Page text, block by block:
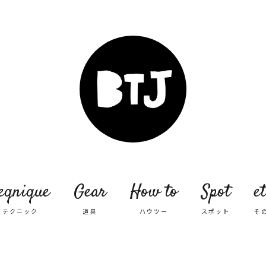
テクニック
Gear
道具
How to
ハウツー
Spot
スポット そ